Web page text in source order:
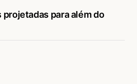
projetadas para além do